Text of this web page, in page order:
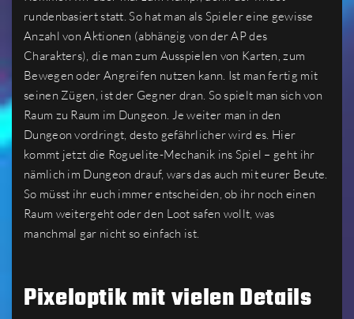
rundenbasiert statt. So hat man als Spieler eine gewisse
Anzahl von Aktionen (abhängig von der AP des
Charakters), die man zum Ausspielen von Karten, zum
Bewegen oder Angreifen nutzen kann. Ist man fertig mit
seinen Zügen, ist der Gegner dran. So spielt man sich von
Raum zu Raum im Dungeon. Je weiter man in den
Dungeon vordringt, desto gefährlicher wird es. Hier
kommt jetzt die Roguelite-Mechanik ins Spiel – geht ihr
nämlich im Dungeon drauf, wars das auch mit eurer Beute.
So müsst ihr euch immer entscheiden, ob ihr noch einen
Raum weitergeht oder den Loot safen wollt, was
manchmal gar nicht so einfach ist.
Pixeloptik mit vielen Details